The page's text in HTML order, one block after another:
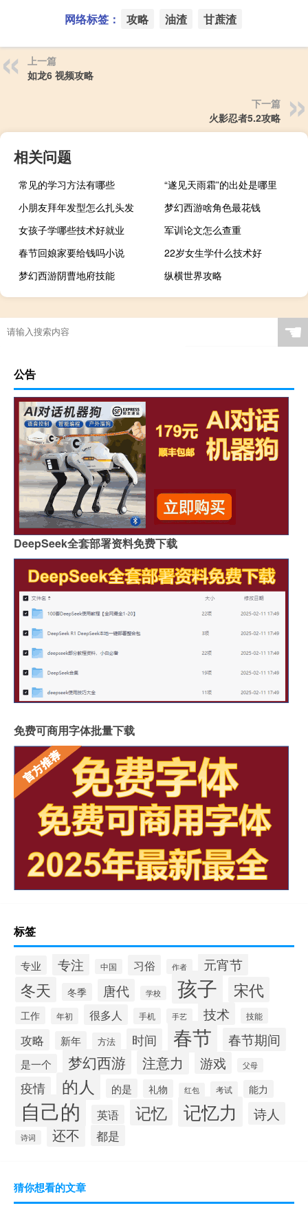
网络标签： 攻略 油渣 甘蔗渣
上一篇
如龙6 视频攻略
下一篇
火影忍者5.2攻略
相关问题
常见的学习方法有哪些
“遂见天雨霜”的出处是哪里
小朋友拜年发型怎么扎头发
梦幻西游啥角色最花钱
女孩子学哪些技术好就业
军训论文怎么查重
春节回娘家要给钱吗小说
22岁女生学什么技术好
梦幻西游阴曹地府技能
纵横世界攻略
☚
公告
DeepSeek全套部署资料免费下载
免费可商用字体批量下载
标签
专业 专注 中国 习俗 作者 元宵节
冬天 冬季 唐代 学校 孩子 宋代
工作 年初 很多人 手机 手艺 技术 技能
攻略 新年 方法 时间 春节 春节期间
是一个 梦幻西游 注意力 游戏 父母
疫情 的人 的是 礼物 红包 考试 能力
自己的 英语 记忆 记忆力 诗人
诗词 还不 都是
猜你想看的文章